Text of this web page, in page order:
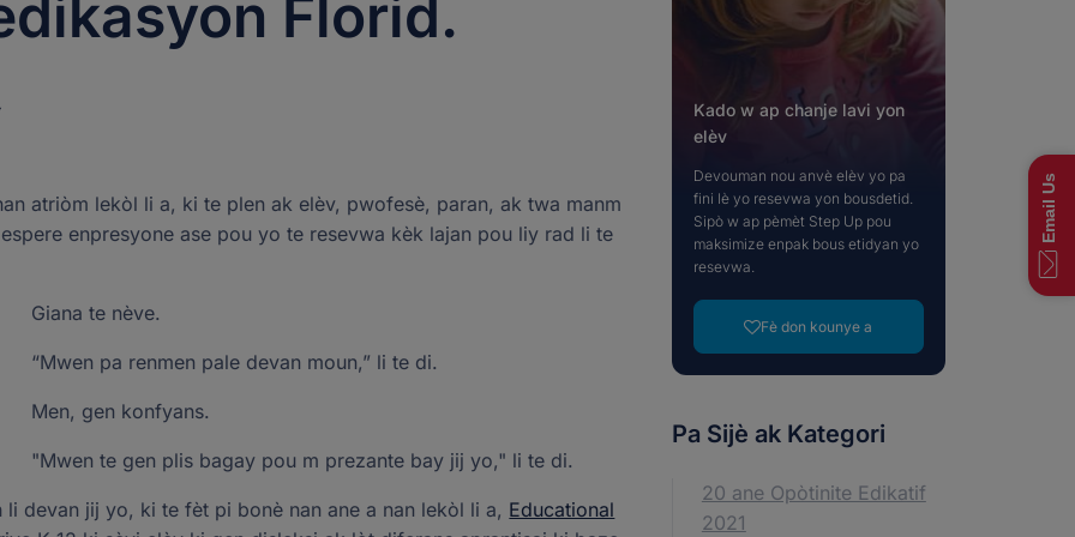
Bousdetid New Worlds
›
yon timoun. Rele kounye a: (877) 735-7837
Deklarasyon Dwa
Nou ofri yon varyete fason pou bay, men si ou pa wè yon
opsyon ki adapte bezwen ou yo, tanpri kontakte ekip donasyon
Kontakte Ekip Donatè nou an
Rele kounye a: (833) 830-7983
Gade plis nouvèl
Step Up For Students? Faits rapid
›
Vizite Blog nou an
nou yon imèl
Jacksonville, FL 32245-4367
yon peyizaj
Rapò espesyal
nou yon imèl
Jacksonville, FL 32245-4367
Florid.
atriòm lekòl li a, ki te plen ak elèv, pwofesè, paran, ak twa manm
enpresyone ase pou yo te resevwa kèk lajan pou liy rad li te
Giana te nève.
“Mwen pa renmen pale devan moun,” li te di.
Men, gen konfyans.
"Mwen te gen plis bagay pou m prezante bay jij yo," li te di.
devan jij yo, ki te fèt pi bonè nan ane a nan lekòl li a, Educational
Kado w ap chanje lavi yon
elèv
Devouman nou anvè elèv yo pa
fini lè yo resevwa yon bousdetid.
Sipò w ap pèmèt Step Up pou
maksimize enpak bous etidyan yo
resevwa.
Fè don kounye a
Pa Sijè ak Kategori
20 ane Opòtinite Edikatif
2021
Email Us